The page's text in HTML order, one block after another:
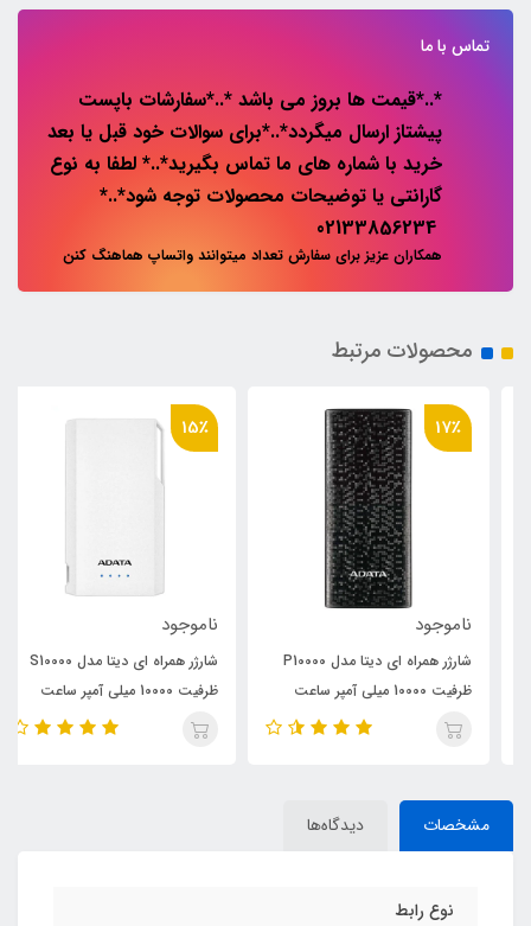
تماس با ما
*..*قیمت ها بروز می باشد *..*سفارشات باپست
پیشتاز ارسال میگردد*..*برای سوالات خود قبل یا بعد
خرید با شماره های ما تماس بگیرید*..* لطفا به نوع
گارانتی یا توضیحات محصولات توجه شود*..*
همکاران عزیز برای سفارش تعداد میتوانند واتساپ هماهنگ کنن
محصولات مرتبط
17٪
ناموجود
شارژر همراه ای دیتا مدل P10000
ظرفیت 10000 میلی آمپر ساعت
15٪
ناموجود
شارژر همراه ای دیتا مدل S10000
ظرفیت 10000 میلی آمپر ساعت
مشخصات دیدگاه‌ها
نوع رابط